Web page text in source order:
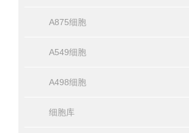
A875细胞
A549细胞
A498细胞
细胞库